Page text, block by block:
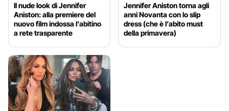
Il nude look di Jennifer
Aniston: alla premiere del
nuovo film indossa l’abitino
a rete trasparente
Jennifer Aniston torna agli
anni Novanta con lo slip
dress (che è l’abito must
della primavera)